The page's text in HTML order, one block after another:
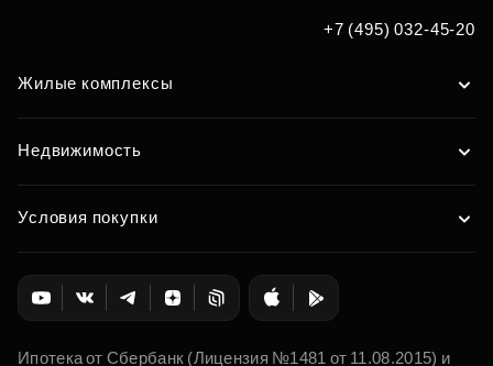
+7 (495) 032-45-20
Жилые комплексы
Недвижимость
Условия покупки
Ипотека от Сбербанк (Лицензия №1481 от 11.08.2015) и